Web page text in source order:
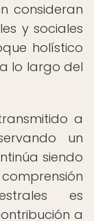
consideran
y sociales
holístico
lo largo del
a
un
siendo
es
a